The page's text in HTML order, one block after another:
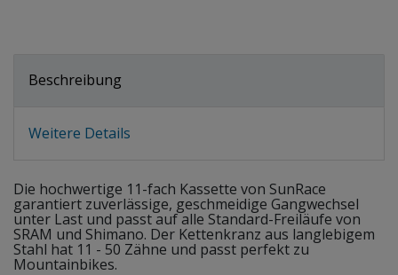
Beschreibung
Weitere Details
Die hochwertige 11-fach Kassette von SunRace
garantiert zuverlässige, geschmeidige Gangwechsel
unter Last und passt auf alle Standard-Freiläufe von
SRAM und Shimano. Der Kettenkranz aus langlebigem
Stahl hat 11 - 50 Zähne und passt perfekt zu
Mountainbikes.